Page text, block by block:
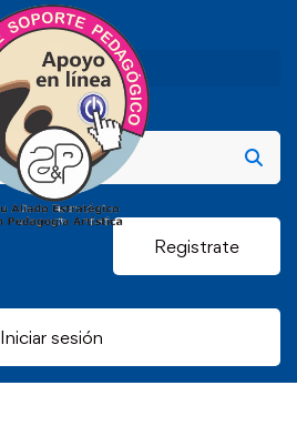
Registrate
Iniciar sesión